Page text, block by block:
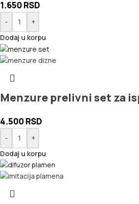
1.650 RSD
-
+
Dodaj u korpu
Menzure prelivni set za
4.500 RSD
-
+
Dodaj u korpu